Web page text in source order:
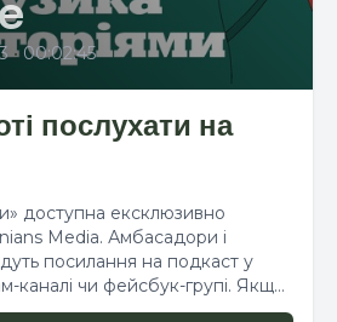
• 00:02:45
послухати на
доступна ексклюзивно
Media. Амбасадори і
посилання на подкаст у
каналі чи фейсбук-групі. Якщо